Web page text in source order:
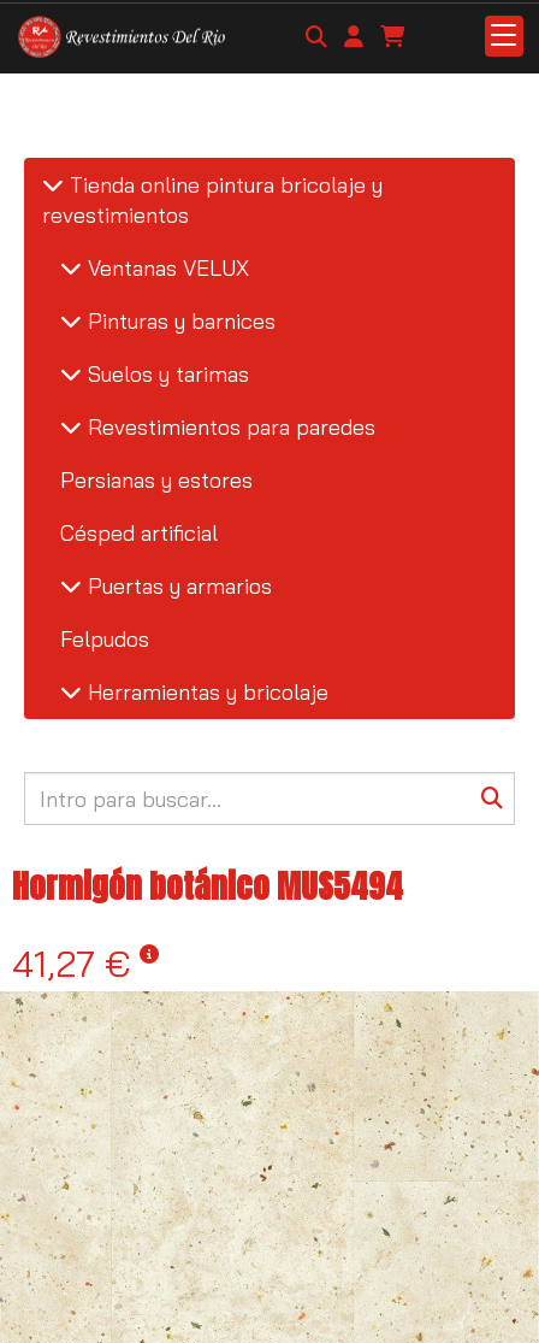
Tienda online pintura bricolaje y
revestimientos
Ventanas VELUX
Pinturas y barnices
Suelos y tarimas
Revestimientos para paredes
Persianas y estores
Césped artificial
Puertas y armarios
Felpudos
Herramientas y bricolaje
Hormigón botánico MUS5494
41,27 €